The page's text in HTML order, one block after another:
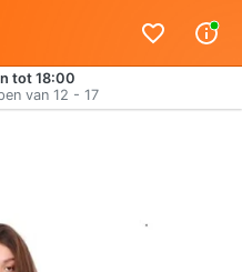
tot 18:00
van 12 - 17